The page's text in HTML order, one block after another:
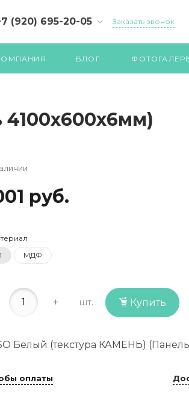
(920) 695-20-05 Заказать звонок
БЛОГ
руб.
МДФ
+ шт. Купить
SO Белый (текстура КАМЕНЬ)
оплаты